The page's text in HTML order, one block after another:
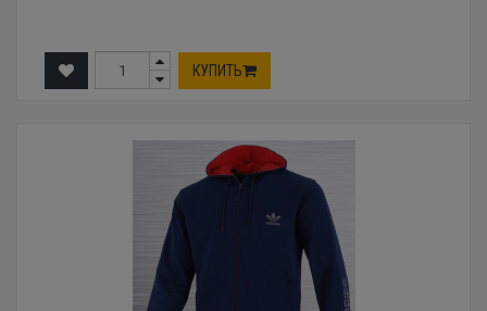
КУПИТЬ